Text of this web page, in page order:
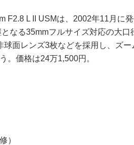
F2.8 L II USMは、2002年11月に
なる35mmフルサイズ対応の大
球面レンズ3枚などを採用し、ズ
。価格は24万1,500円。
）